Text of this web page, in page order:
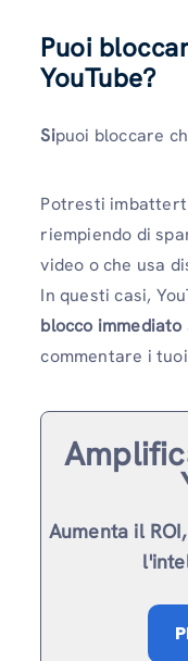
Puoi
YouTube?
Sipuoi bloccare
Potresti
riempiendo di
video o che usa
In questi casi,
blocco immediato
commentare i
Aumenta il